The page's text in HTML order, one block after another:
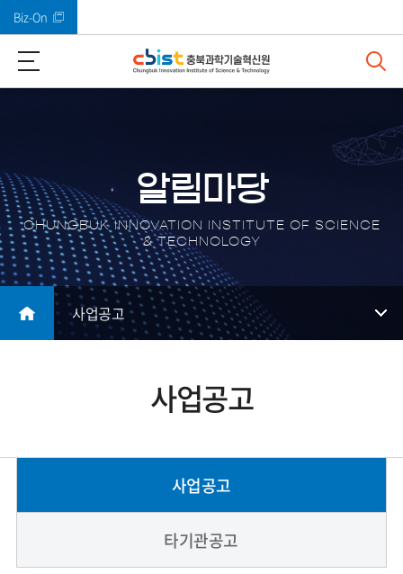
Biz-On
알림마당
CHUNGBUK INNOVATION INSTITUTE OF SCIENCE
& TECHNOLOGY
사업공고
사업공고
사업공고
타기관공고